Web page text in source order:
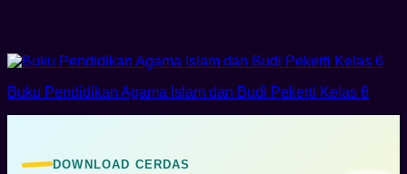
Buku Pendidikan Agama Islam dan Budi Pekerti Kelas 6
DOWNLOAD CERDAS